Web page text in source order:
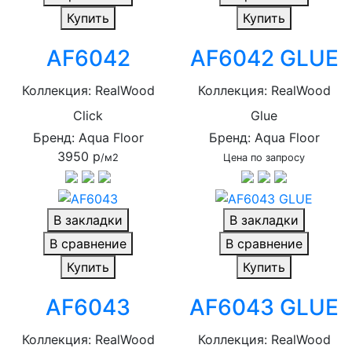
Купить
AF6042
Коллекция: RealWood
Click
Бренд: Aqua Floor
3950 р/м2
Купить
AF6042 GLUE
Коллекция: RealWood
Glue
Бренд: Aqua Floor
Цена по запросу
В закладки
В сравнение
Купить
AF6043
Коллекция: RealWood
В закладки
В сравнение
Купить
AF6043 GLUE
Коллекция: RealWood